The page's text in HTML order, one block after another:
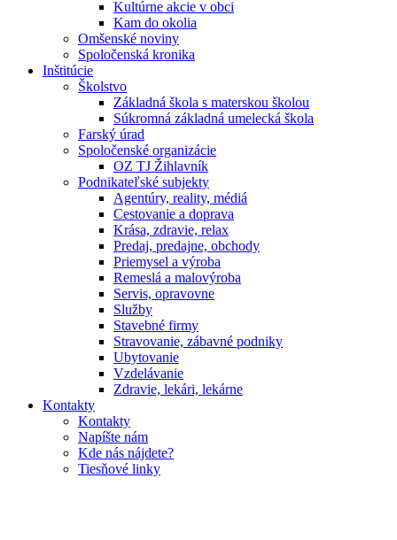
Kultúrne akcie v obci
Kam do okolia
Omšenské noviny
Spoločenská kronika
Inštitúcie
Školstvo
Základná škola s materskou školou
Súkromná základná umelecká škola
Farský úrad
Spoločenské organizácie
OZ TJ Žihlavník
Podnikateľské subjekty
Agentúry, reality, médiá
Cestovanie a doprava
Krása, zdravie, relax
Predaj, predajne, obchody
Priemysel a výroba
Remeslá a malovýroba
Servis, opravovne
Služby
Stavebné firmy
Stravovanie, zábavné podniky
Ubytovanie
Vzdelávanie
Zdravie, lekári, lekárne
Kontakty
Kontakty
Napíšte nám
Kde nás nájdete?
Tiesňové linky